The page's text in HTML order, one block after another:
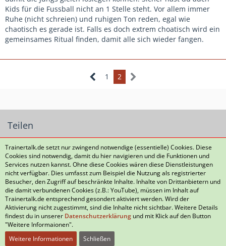
trotzdem sehen wir einfach schlecht aus weil wir gedanklich
einfach zu langsam sind.
Selbe Spiel in der Defensive, weg vom Mann und erst wenn
dieser den Ball hat geht unser Spieler hin.
Habt oder hattet ihr auch solche Probleme bzw. habt ihr
Mit reden allein wird es aktuell leider nicht.
Kids für die Fussball nicht an 1 Stelle steht. Vor allem immer
Ruhe (nicht schreien) und ruhigen Ton reden, egal wie
chaotisch es gerade ist. Falls es doch extrem choatisch wird ein
gemeinsames Ritual finden, damit alle sich wieder fangen.
1 2
Teilen
Datenschutzerklärung Kontakt Impressum
Nutzungsbedingungen Häufig gestellte Fragen
Trainertalk.de setzt nur zwingend notwendige (essentielle) Cookies. Diese
Cookies sind notwendig, damit du hier navigieren und die Funktionen und
Services nutzen kannst. Ohne diese Cookies wären diese Dienstleistungen
nicht verfügbar. Dies umfasst zum Beispiel die Nutzung als registrierter
Besucher, den Zugriff auf beschränkte Inhalte. Inhalte von Drittanbietern und
die damit verbundenen Cookies (z.B.: YouTube), müssen im Inhalt auf
Trainertalk.de entsprechend gesondert aktiviert werden. Wird der
Aktivierung nicht zugestimmt, sind die Inhalte nicht sichtbar. Weitere Details
findest du in unserer Datenschutzerklärung und mit Klick auf den Button
"Weitere Informaionen".
Weitere Informationen
Schließen